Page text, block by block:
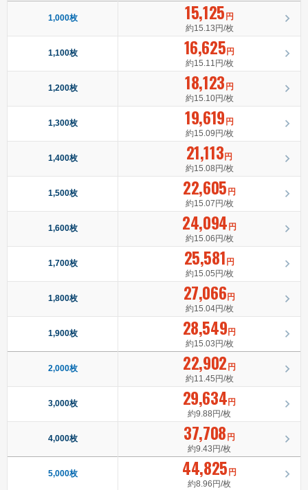
1,000枚 15,125 円
約15.13円/枚
1,100枚 16,625 円
約15.11円/枚
1,200枚 18,123 円
約15.10円/枚
1,300枚 19,619 円
約15.09円/枚
1,400枚 21,113 円
約15.08円/枚
1,500枚 22,605 円
約15.07円/枚
1,600枚 24,094 円
約15.06円/枚
1,700枚 25,581 円
約15.05円/枚
1,800枚 27,066 円
約15.04円/枚
1,900枚 28,549 円
約15.03円/枚
2,000枚 22,902 円
約11.45円/枚
3,000枚 29,634 円
約9.88円/枚
4,000枚 37,708 円
約9.43円/枚
5,000枚 44,825 円
約8.96円/枚